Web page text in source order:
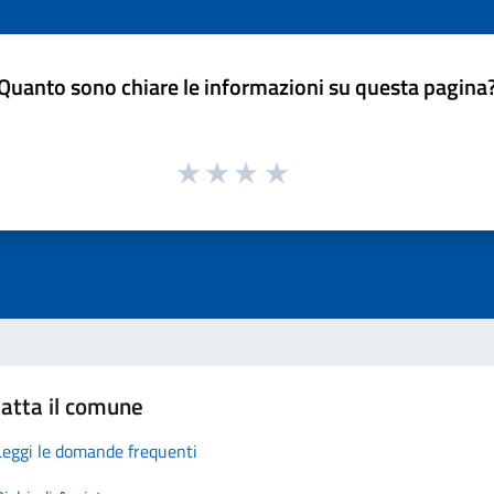
sono chiare le informazioni su questa
il comune
le domande frequenti